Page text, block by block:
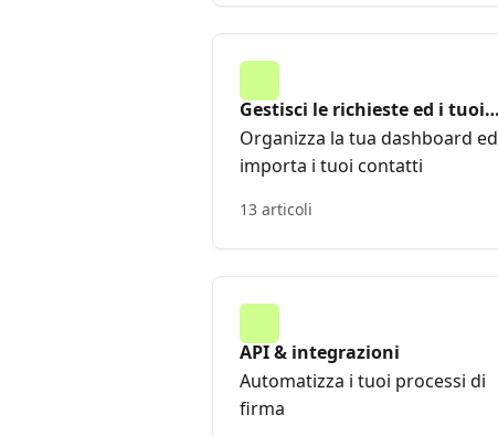
Gestisci le richieste ed i tuoi
contatti
Organizza la tua dashboard ed
importa i tuoi contatti
13 articoli
API & integrazioni
Automatizza i tuoi processi di
firma